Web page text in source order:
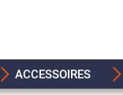
ACCESSOIRES